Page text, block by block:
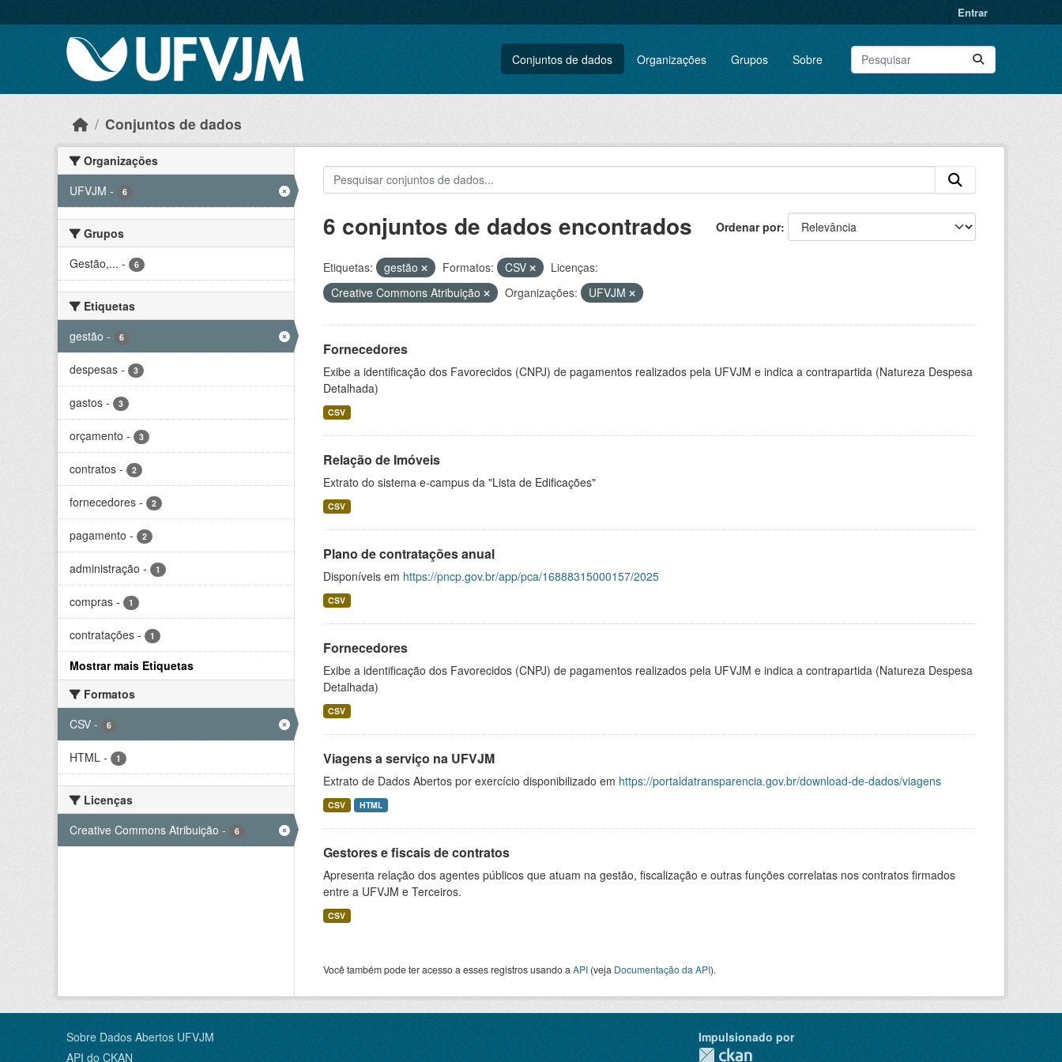
Entrar
Conjuntos de dados Organizações Grupos Sobre
Conjuntos de dados
Organizações
UFVJM - 6
Grupos
Gestão,... - 6
Etiquetas
gestão - 6
despesas - 3
gastos - 3
orçamento - 3
contratos - 2
fornecedores - 2
pagamento - 2
administração - 1
compras - 1
contratações - 1
Mostrar mais Etiquetas
Formatos
CSV - 6
HTML - 1
Licenças
Creative Commons Atribuição - 6
Ordenar por
6 conjuntos de dados encontrados
Etiquetas: gestão Formatos: CSV
Licenças:
Creative Commons Atribuição
Organizações: UFVJM
Fornecedores
Exibe a identificação dos Favorecidos (CNPJ) de pagamentos realizados pela UFVJM e indica a contrapartida (Natureza Despesa
Detalhada)
CSV
Relação de Imóveis
Extrato do sistema e-campus da "Lista de Edificações"
CSV
Plano de contratações anual
Disponíveis em https://pncp.gov.br/app/pca/16888315000157/2025
CSV
Fornecedores
Exibe a identificação dos Favorecidos (CNPJ) de pagamentos realizados pela UFVJM e indica a contrapartida (Natureza Despesa
Detalhada)
CSV
Viagens a serviço na UFVJM
Extrato de Dados Abertos por exercício disponibilizado em https://portaldatransparencia.gov.br/download-de-dados/viagens
CSV HTML
Gestores e fiscais de contratos
Apresenta relação dos agentes públicos que atuam na gestão, fiscalização e outras funções correlatas nos contratos firmados
entre a UFVJM e Terceiros.
CSV
Você também pode ter acesso a esses registros usando a API(veja Documentação da API).
Sobre Dados Abertos UFVJM
API do CKAN
Impulsionado por